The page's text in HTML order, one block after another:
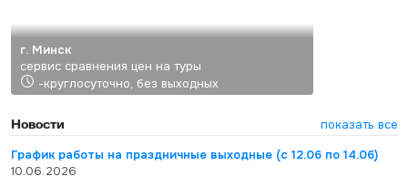
г. Минск
сервис сравнения цен на туры
-круглосуточно, без выходных
Новости
показать все
График работы на праздничные выходные (с 12.06 по 14.06)
10.06.2026